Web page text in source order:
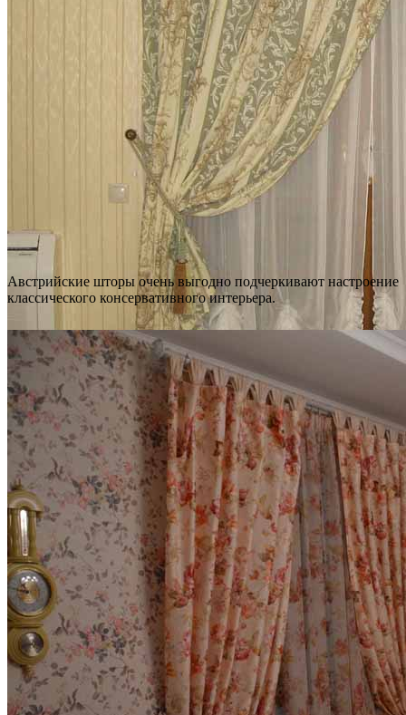
Австрийские шторы очень выгодно подчеркивают настроение
классического консервативного интерьера.